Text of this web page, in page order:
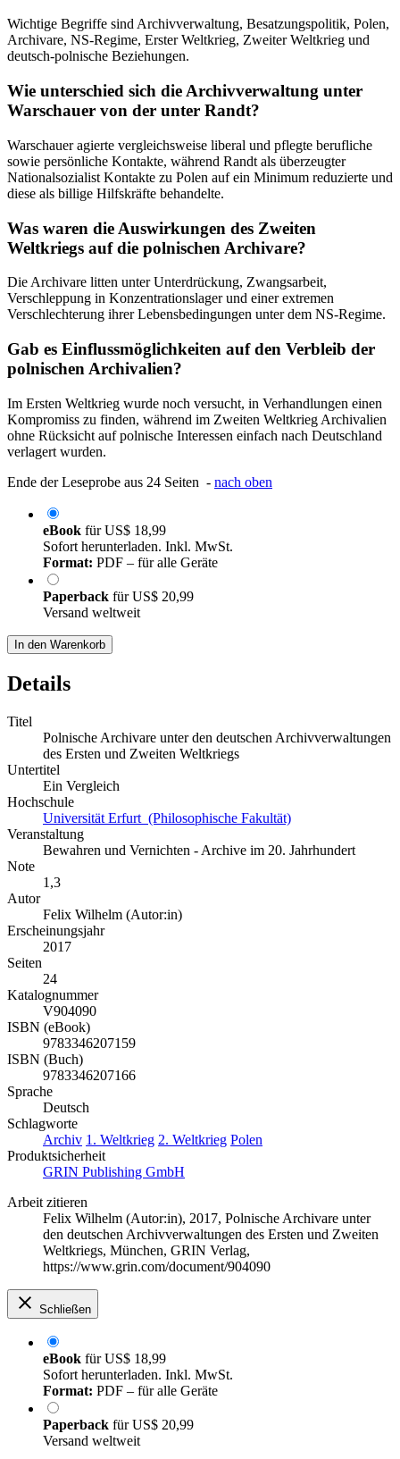
Wichtige Begriffe sind Archivverwaltung, Besatzungspolitik, Polen,
Archivare, NS-Regime, Erster Weltkrieg, Zweiter Weltkrieg und
deutsch-polnische Beziehungen.
Wie unterschied sich die Archivverwaltung unter
Warschauer von der unter Randt?
Warschauer agierte vergleichsweise liberal und pflegte berufliche
sowie persönliche Kontakte, während Randt als überzeugter
Nationalsozialist Kontakte zu Polen auf ein Minimum reduzierte und
diese als billige Hilfskräfte behandelte.
Was waren die Auswirkungen des Zweiten
Weltkriegs auf die polnischen Archivare?
Die Archivare litten unter Unterdrückung, Zwangsarbeit,
Verschleppung in Konzentrationslager und einer extremen
Verschlechterung ihrer Lebensbedingungen unter dem NS-Regime.
Gab es Einflussmöglichkeiten auf den Verbleib der
polnischen Archivalien?
Im Ersten Weltkrieg wurde noch versucht, in Verhandlungen einen
Kompromiss zu finden, während im Zweiten Weltkrieg Archivalien
ohne Rücksicht auf polnische Interessen einfach nach Deutschland
verlagert wurden.
Ende der Leseprobe aus 24 Seiten - nach oben
eBook fürUS$ 18,99
Sofort herunterladen. Inkl. MwSt.
Format: PDF – für alle Geräte
Paperback fürUS$ 20,99
Versand weltweit
In den Warenkorb
Details
Titel
Polnische Archivare unter den deutschen Archivverwaltungen
des Ersten und Zweiten Weltkriegs
Untertitel
Ein Vergleich
Hochschule
Universität Erfurt (Philosophische Fakultät)
Veranstaltung
Bewahren und Vernichten - Archive im 20. Jahrhundert
Note
1,3
Autor
Felix Wilhelm (Autor:in)
Erscheinungsjahr
2017
Seiten
24
Katalognummer
V904090
ISBN (eBook)
9783346207159
ISBN (Buch)
9783346207166
Sprache
Deutsch
Schlagworte
Archiv 1. Weltkrieg 2. Weltkrieg Polen
Produktsicherheit
GRIN Publishing GmbH
Arbeit zitieren
Felix Wilhelm (Autor:in), 2017, Polnische Archivare unter
den deutschen Archivverwaltungen des Ersten und Zweiten
Weltkriegs, München, GRIN Verlag,
https://www.grin.com/document/904090
Schließen
eBook fürUS$ 18,99
Sofort herunterladen. Inkl. MwSt.
Format: PDF – für alle Geräte
Paperback fürUS$ 20,99
Versand weltweit